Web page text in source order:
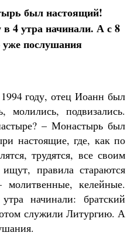
был настоящий!
4 утра начинали. А с 8
уже послушания
году, отец Иоанн был
молились, подвизались.
– Монастырь был
настоящие, где, как по
трудятся, все своим
правила стараются
молитвенные, келейные.
начинали: братский
служили Литургию. А